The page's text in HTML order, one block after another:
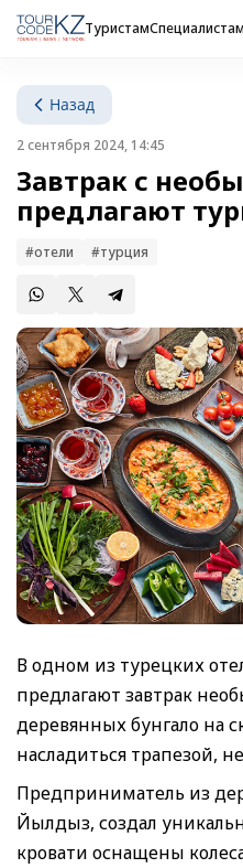
ТуристамСпециалистам
Назад
2 сентября 2024, 14:45
Завтрак с
предлагают
#отели #турция
В одном из турецких
предлагают завтрак
деревянных бунгало на
насладиться трапезой,
Предприниматель из
Йылдыз, создал
кровати оснащены